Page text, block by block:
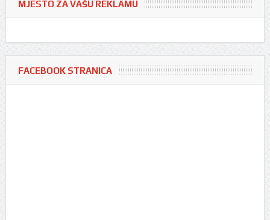
MJESTO ZA VAŠU REKLAMU
FACEBOOK STRANICA